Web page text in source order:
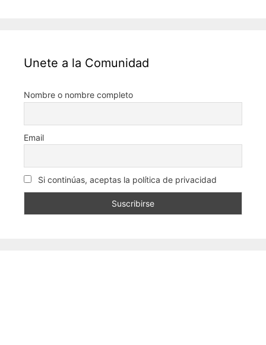
Unete a la Comunidad
Nombre o nombre completo
Email
Si continúas, aceptas la política de privacidad